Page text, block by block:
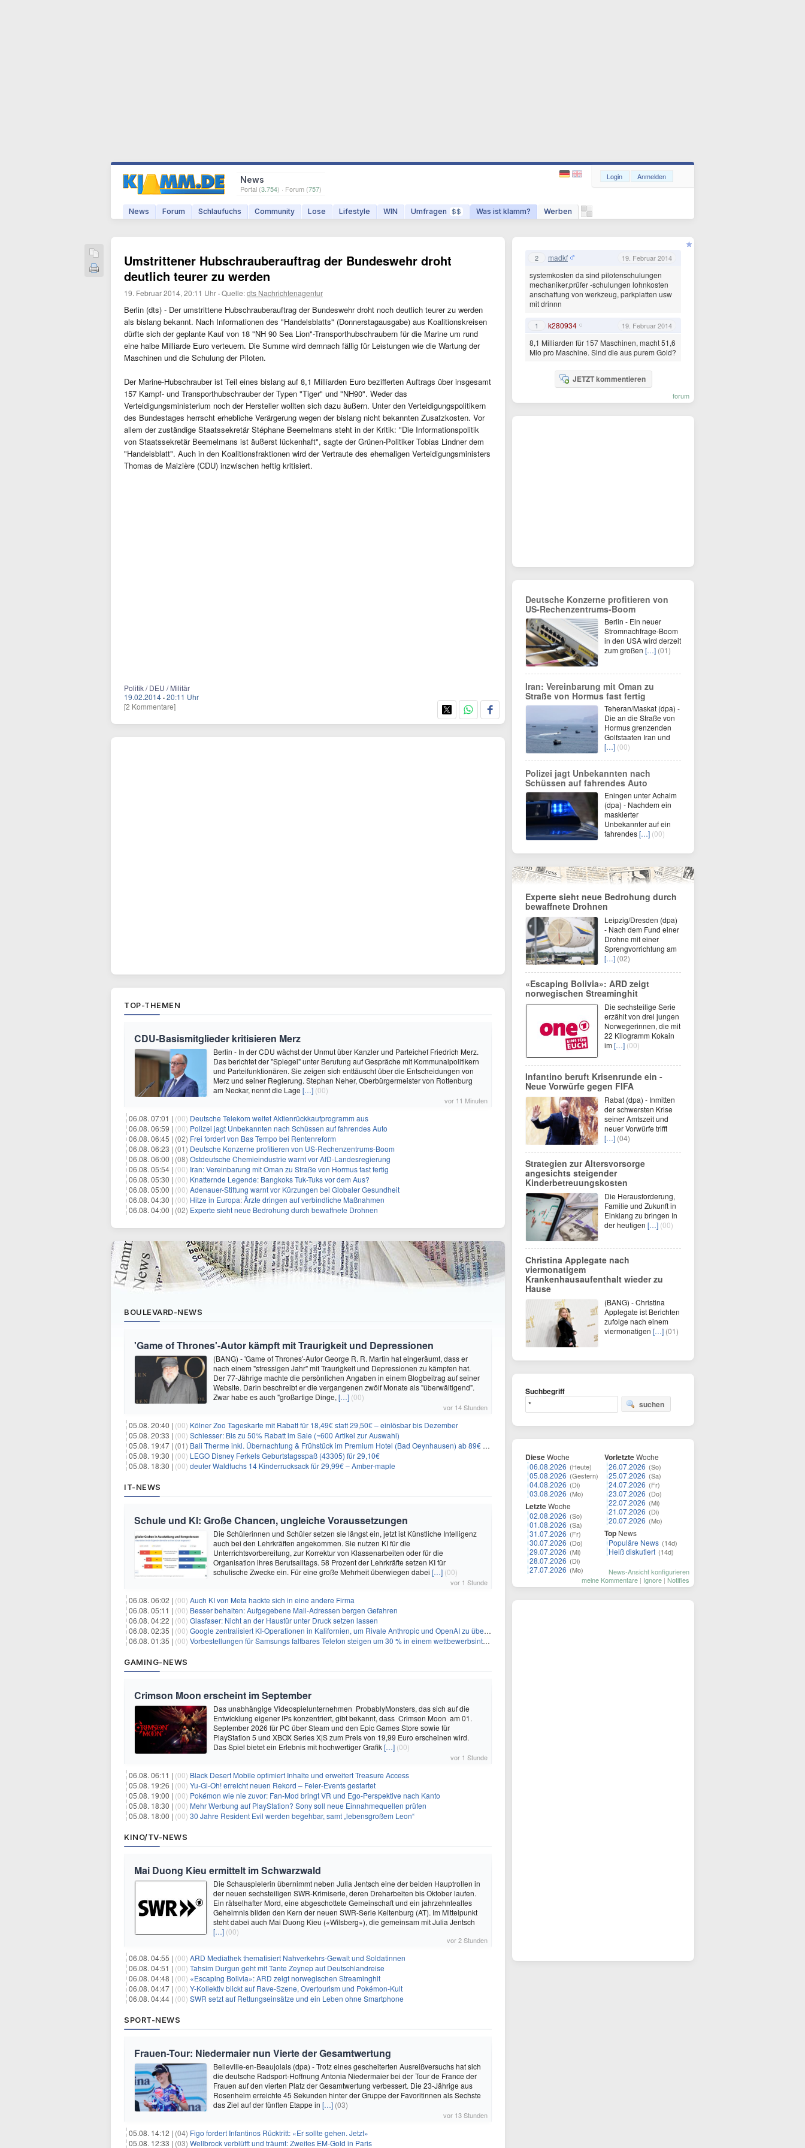
News
Portal (3.754) · Forum (757)
News Forum Schlaufuchs Community Lose Lifestyle WIN Umfragen $$ Was ist klamm? Werben
Login Anmelden
Umstrittener Hubschrauberauftrag der Bundeswehr droht
deutlich teurer zu werden
19. Februar 2014, 20:11 Uhr ·Quelle:dts Nachrichtenagentur
Berlin (dts) - Der umstrittene Hubschrauberauftrag der Bundeswehr droht noch deutlich teurer zu werden
als bislang bekannt. Nach Informationen des "Handelsblatts" (Donnerstagausgabe) aus Koalitionskreisen
dürfte sich der geplante Kauf von 18 "NH 90 Sea Lion"-Transporthubschraubern für die Marine um rund
eine halbe Milliarde Euro verteuern. Die Summe wird demnach fällig für Leistungen wie die Wartung der
Maschinen und die Schulung der Piloten.
Der Marine-Hubschrauber ist Teil eines bislang auf 8,1 Milliarden Euro bezifferten Auftrags über insgesamt
157 Kampf- und Transporthubschrauber der Typen "Tiger" und "NH90". Weder das
Verteidigungsministerium noch der Hersteller wollten sich dazu äußern. Unter den Verteidigungspolitikern
des Bundestages herrscht erhebliche Verärgerung wegen der bislang nicht bekannten Zusatzkosten. Vor
allem der zuständige Staatssekretär Stéphane Beemelmans steht in der Kritik: "Die Informationspolitik
von Staatssekretär Beemelmans ist äußerst lückenhaft", sagte der Grünen-Politiker Tobias Lindner dem
"Handelsblatt". Auch in den Koalitionsfraktionen wird der Vertraute des ehemaligen Verteidigungsministers
Thomas de Maizière (CDU) inzwischen heftig kritisiert.
Politik / DEU / Militär
19.02.2014 ·20:11 Uhr
[2 Kommentare]
TOP-THEMEN
CDU-Basismitglieder kritisieren Merz
Berlin - In der CDU wächst der Unmut über Kanzler und Parteichef Friedrich Merz.
Das berichtet der "Spiegel" unter Berufung auf Gespräche mit Kommunalpolitikern
und Parteifunktionären. Sie zeigen sich enttäuscht über die Entscheidungen von
Merz und seiner Regierung. Stephan Neher, Oberbürgermeister von Rottenburg
am Neckar, nennt die Lage […] (00)
vor 11 Minuten
06.08. 07:01 | (00) Deutsche Telekom weitet Aktienrückkaufprogramm aus
06.08. 06:59 | (00) Polizei jagt Unbekannten nach Schüssen auf fahrendes Auto
06.08. 06:45 | (02) Frei fordert von Bas Tempo bei Rentenreform
06.08. 06:23 | (01) Deutsche Konzerne profitieren von US-Rechenzentrums-Boom
06.08. 06:00 | (08) Ostdeutsche Chemieindustrie warnt vor AfD-Landesregierung
06.08. 05:54 | (00) Iran: Vereinbarung mit Oman zu Straße von Hormus fast fertig
06.08. 05:30 | (00) Knatternde Legende: Bangkoks Tuk-Tuks vor dem Aus?
06.08. 05:00 | (00) Adenauer-Stiftung warnt vor Kürzungen bei Globaler Gesundheit
06.08. 04:30 | (00) Hitze in Europa: Ärzte dringen auf verbindliche Maßnahmen
06.08. 04:00 | (02) Experte sieht neue Bedrohung durch bewaffnete Drohnen
BOULEVARD-NEWS
'Game of Thrones'-Autor kämpft mit Traurigkeit und Depressionen
(BANG) - 'Game of Thrones'-Autor George R. R. Martin hat eingeräumt, dass er
nach einem "stressigen Jahr" mit Traurigkeit und Depressionen zu kämpfen hat.
Der 77-Jährige machte die persönlichen Angaben in einem Blogbeitrag auf seiner
Website. Darin beschreibt er die vergangenen zwölf Monate als "überwältigend".
Zwar habe es auch "großartige Dinge, […] (00)
vor 14 Stunden
05.08. 20:40 | (00) Kölner Zoo Tageskarte mit Rabatt für 18,49€ statt 29,50€ – einlösbar bis Dezember
05.08. 20:33 | (00) Schiesser: Bis zu 50% Rabatt im Sale (~600 Artikel zur Auswahl)
05.08. 19:47 | (01) Bali Therme inkl. Übernachtung & Frühstück im Premium Hotel (Bad Oeynhausen) ab 89€ p.P.
05.08. 19:30 | (00) LEGO Disney Ferkels Geburtstagsspaß (43305) für 29,10€
05.08. 18:30 | (00) deuter Waldfuchs 14 Kinderrucksack für 29,99€ – Amber-maple
IT-NEWS
Schule und KI: Große Chancen, ungleiche Voraussetzungen
Die Schülerinnen und Schüler setzen sie längst ein, jetzt ist Künstliche Intelligenz
auch bei den Lehrkräften angekommen. Sie nutzen KI für die
Unterrichtsvorbereitung, zur Korrektur von Klassenarbeiten oder für die
Organisation ihres Berufsalltags. 58 Prozent der Lehrkräfte setzen KI für
schulische Zwecke ein. Für eine große Mehrheit überwiegen dabei […] (00)
vor 1 Stunde
06.08. 06:02 | (00) Auch KI von Meta hackte sich in eine andere Firma
06.08. 05:11 | (00) Besser behalten: Aufgegebene Mail-Adressen bergen Gefahren
06.08. 04:22 | (00) Glasfaser: Nicht an der Haustür unter Druck setzen lassen
06.08. 02:35 | (00) Google zentralisiert KI-Operationen in Kalifornien, um Rivale Anthropic und OpenAI zu überholen
06.08. 01:35 | (00) Vorbestellungen für Samsungs faltbares Telefon steigen um 30 % in einem wettbewerbsintensiven Markt
GAMING-NEWS
Crimson Moon erscheint im September
Das unabhängige Videospielunternehmen ProbablyMonsters, das sich auf die
Entwicklung eigener IPs konzentriert, gibt bekannt, dass Crimson Moon am 01.
September 2026 für PC über Steam und den Epic Games Store sowie für
PlayStation 5 und XBOX Series X|S zum Preis von 19,99 Euro erscheinen wird.
Das Spiel bietet ein Erlebnis mit hochwertiger Grafik[…] (00)
vor 1 Stunde
06.08. 06:11 | (00) Black Desert Mobile optimiert Inhalte und erweitert Treasure Access
05.08. 19:26 | (00) Yu‑Gi‑Oh! erreicht neuen Rekord – Feier‑Events gestartet
05.08. 19:00 | (00) Pokémon wie nie zuvor: Fan-Mod bringt VR und Ego-Perspektive nach Kanto
05.08. 18:30 | (00) Mehr Werbung auf PlayStation? Sony soll neue Einnahmequellen prüfen
05.08. 18:00 | (00) 30 Jahre Resident Evil werden begehbar, samt „lebensgroßem Leon“
KINO/TV-NEWS
Mai Duong Kieu ermittelt im Schwarzwald
Die Schauspielerin übernimmt neben Julia Jentsch eine der beiden Hauptrollen in
der neuen sechsteiligen SWR-Krimiserie, deren Dreharbeiten bis Oktober laufen.
Ein rätselhafter Mord, eine abgeschottete Gemeinschaft und ein jahrzehntealtes
Geheimnis bilden den Kern der neuen SWR-Serie Keltenburg (AT). Im Mittelpunkt
steht dabei auch Mai Duong Kieu («Wilsberg»), die gemeinsam mit Julia Jentsch
[…] (00)
vor 2 Stunden
06.08. 04:55 | (00) ARD Mediathek thematisiert Nahverkehrs-Gewalt und Soldatinnen
06.08. 04:51 | (00) Tahsim Durgun geht mit Tante Zeynep auf Deutschlandreise
06.08. 04:48 | (00) «Escaping Bolivia»: ARD zeigt norwegischen Streaminghit
06.08. 04:47 | (00) Y-Kollektiv blickt auf Rave-Szene, Overtourism und Pokémon-Kult
06.08. 04:44 | (00) SWR setzt auf Rettungseinsätze und ein Leben ohne Smartphone
SPORT-NEWS
Frauen-Tour: Niedermaier nun Vierte der Gesamtwertung
Belleville-en-Beaujolais (dpa) - Trotz eines gescheiterten Ausreißversuchs hat sich
die deutsche Radsport-Hoffnung Antonia Niedermaier bei der Tour de France der
Frauen auf den vierten Platz der Gesamtwertung verbessert. Die 23-Jährige aus
Rosenheim erreichte 45 Sekunden hinter der Gruppe der Favoritinnen als Sechste
das Ziel auf der fünften Etappe in […] (03)
vor 13 Stunden
05.08. 14:12 | (04) Figo fordert Infantinos Rücktritt: «Er sollte gehen. Jetzt»
05.08. 12:33 | (03) Wellbrock verblüfft und träumt: Zweites EM-Gold in Paris
2 madkf 19. Februar 2014
systemkosten da sind pilotenschulungen
mechaniker,prüfer -schulungen lohnkosten
anschaffung von werkzeug, parkplatten usw
mit drinnn
1 k280934 19. Februar 2014
8,1 Milliarden für 157 Maschinen, macht 51,6
Mio pro Maschine. Sind die aus purem Gold?
JETZT kommentieren
forum
Deutsche Konzerne profitieren von
US-Rechenzentrums-Boom
Berlin - Ein neuer
Stromnachfrage-Boom
in den USA wird derzeit
zum großen […] (01)
Iran: Vereinbarung mit Oman zu
Straße von Hormus fast fertig
Teheran/Maskat (dpa) -
Die an die Straße von
Hormus grenzenden
Golfstaaten Iran und
[…] (00)
Polizei jagt Unbekannten nach
Schüssen auf fahrendes Auto
Eningen unter Achalm
(dpa) - Nachdem ein
maskierter
Unbekannter auf ein
fahrendes[…] (00)
Experte sieht neue Bedrohung durch
bewaffnete Drohnen
Leipzig/Dresden (dpa)
- Nach dem Fund einer
Drohne mit einer
Sprengvorrichtung am
[…] (02)
«Escaping Bolivia»: ARD zeigt
norwegischen Streaminghit
Die sechsteilige Serie
erzählt von drei jungen
Norwegerinnen, die mit
22 Kilogramm Kokain
im[…] (00)
Infantino beruft Krisenrunde ein -
Neue Vorwürfe gegen FIFA
Rabat (dpa) - Inmitten
der schwersten Krise
seiner Amtszeit und
neuer Vorwürfe trifft
[…] (04)
Strategien zur Altersvorsorge
angesichts steigender
Kinderbetreuungskosten
Die Herausforderung,
Familie und Zukunft in
Einklang zu bringen In
der heutigen […] (00)
Christina Applegate nach
viermonatigem
Krankenhausaufenthalt wieder zu
Hause
(BANG) - Christina
Applegate ist Berichten
zufolge nach einem
viermonatigen […] (01)
Suchbegriff
suchen
DieseWoche
06.08.2026 (Heute)
05.08.2026 (Gestern)
04.08.2026 (Di)
03.08.2026 (Mo)
LetzteWoche
02.08.2026 (So)
01.08.2026 (Sa)
31.07.2026 (Fr)
30.07.2026 (Do)
29.07.2026 (Mi)
28.07.2026 (Di)
27.07.2026 (Mo)
VorletzteWoche
26.07.2026 (So)
25.07.2026 (Sa)
24.07.2026 (Fr)
23.07.2026 (Do)
22.07.2026 (Mi)
21.07.2026 (Di)
20.07.2026 (Mo)
Top News
Populäre News (14d)
Heiß diskutiert (14d)
News-Ansicht konfigurieren
meine Kommentare | Ignore | Notifies